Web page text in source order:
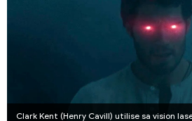
Clark Kent (Henry Cavill) utilise sa vision